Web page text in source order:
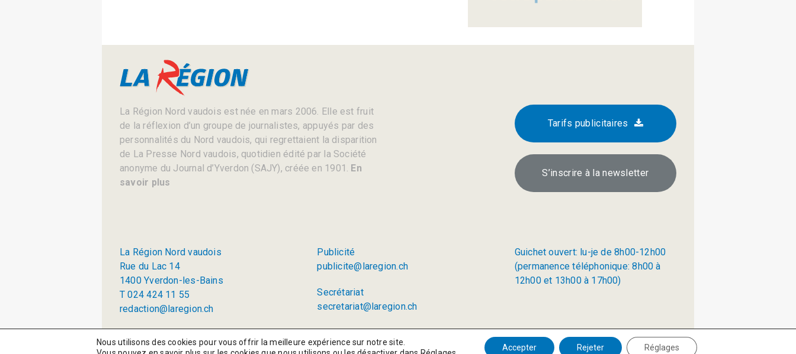
La Région Nord vaudois est née en mars 2006. Elle est fruit
de la réflexion d’un groupe de journalistes, appuyés par des
personnalités du Nord vaudois, qui regrettaient la disparition
de La Presse Nord vaudois, quotidien édité par la Société
anonyme du Journal d’Yverdon (SAJY), créée en 1901. En
savoir plus
Tarifs publicitaires
S’inscrire à la newsletter
La Région Nord vaudois
Rue du Lac 14
1400 Yverdon-les-Bains
T 024 424 11 55
redaction@laregion.ch
Publicité
publicite@laregion.ch
Secrétariat
secretariat@laregion.ch
Guichet ouvert: lu-je de 8h00-12h00
(permanence téléphonique: 8h00 à
12h00 et 13h00 à 17h00)
Politique de confidentialité
Nous utilisons des cookies pour vous offrir la meilleure expérience sur notre site.
Accepter Rejeter Réglages